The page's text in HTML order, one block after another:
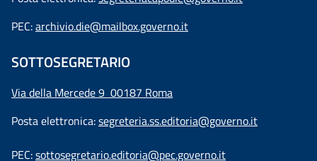
PEC:archivio.die@mailbox.governo.it
SOTTOSEGRETARIO
Via della Mercede 9 00187 Roma
Posta elettronica:segreteria.ss.editoria@governo.it
PEC:sottosegretario.editoria@pec.governo.it